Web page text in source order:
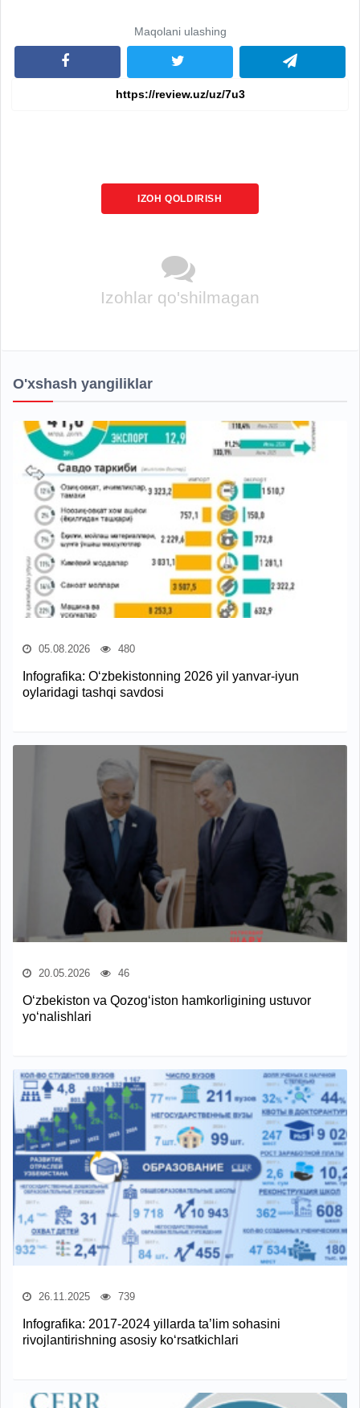
Maqolani ulashing
IZOH QOLDIRISH
Izohlar qo'shilmagan
O'xshash yangiliklar
05.08.2026 480
Infografika: O‘zbekistonning 2026 yil yanvar-iyun
oylaridagi tashqi savdosi
20.05.2026 46
O‘zbekiston va Qozog‘iston hamkorligining ustuvor
yo‘nalishlari
26.11.2025 739
Infografika: 2017-2024 yillarda ta’lim sohasini
rivojlantirishning asosiy ko‘rsatkichlari